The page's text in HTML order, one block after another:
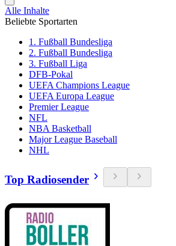
Alle Inhalte
Beliebte Sportarten
1. Fußball Bundesliga
2. Fußball Bundesliga
3. Fußball Liga
DFB-Pokal
UEFA Champions League
UEFA Europa League
Premier League
NFL
NBA Basketball
Major League Baseball
NHL
Top Radiosender